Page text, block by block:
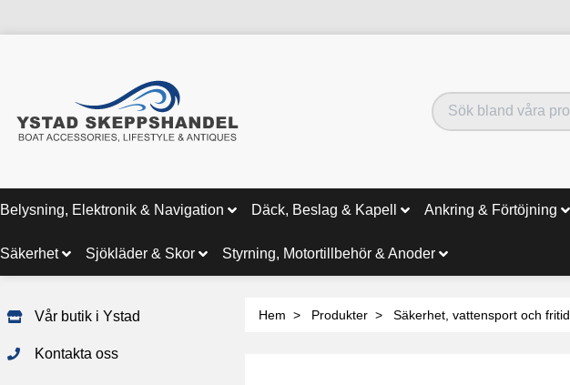
Belysning, Elektronik & Navigation Däck, Beslag & Kapell Ankring & Förtöjning
Säkerhet Sjökläder & Skor Styrning, Motortillbehör & Anoder
Vår butik i Ystad
Kontakta oss
Hem Produkter Säkerhet, vattensport och fritid